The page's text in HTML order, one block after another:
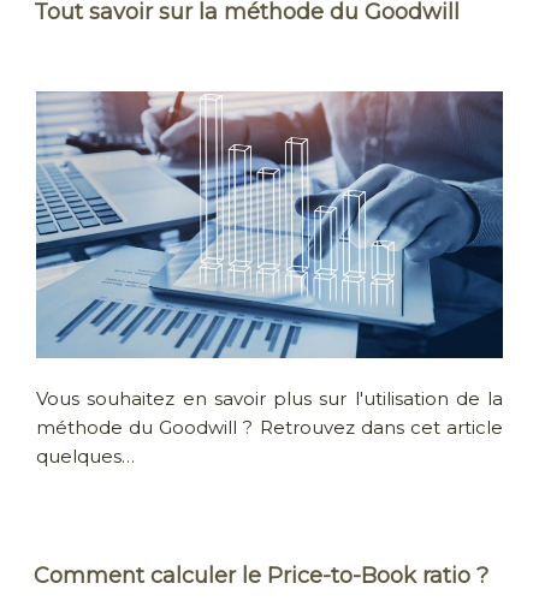
Tout savoir sur la méthode du Goodwill
Vous souhaitez en savoir plus sur l'utilisation de la
méthode du Goodwill ? Retrouvez dans cet article
quelques…
Comment calculer le Price-to-Book ratio ?